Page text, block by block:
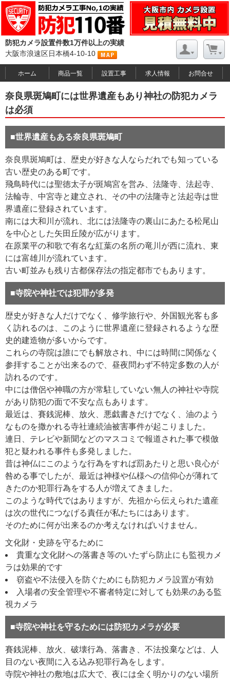
防犯カメラ設置件数1万件以上の実績
大阪市浪速区日本橋4-10-10
ホーム 商品一覧 設置工事 求人情報 お問合せ
奈良県斑鳩町には世界遺産もあり神社の防犯カメラ
は必須
■世界遺産もある奈良県斑鳩町
奈良県斑鳩町は、歴史が好きな人ならだれでも知っている
古い歴史のある町です。
飛鳥時代には聖徳太子が斑鳩宮を営み、法隆寺、法起寺、
法輪寺、中宮寺と建立され、その中の法隆寺と法起寺は世
界遺産に登録されています。
南には大和川が流れ、北には法隆寺の裏山にあたる松尾山
を中心とした矢田丘陵が広がります。
在原業平の和歌で有名な紅葉の名所の竜川が西に流れ、東
には富雄川が流れています。
古い町並みも残り古都保存法の指定都市でもあります。
■寺院や神社では犯罪が多発
歴史が好きな人だけでなく、修学旅行や、外国観光客も多
く訪れるのは、このように世界遺産に登録されるような歴
史的建造物が多いからです。
これらの寺院は誰にでも解放され、中には時間に関係なく
参拝することが出来るので、昼夜問わず不特定多数の人が
訪れるのです。
中には僧侶や神職の方が常駐していない無人の神社や寺院
があり防犯の面で不安な点もあります。
最近は、賽銭泥棒、放火、悪戯書きだけでなく、油のよう
なものを撒かれる寺社連続油被害事件が起こりました。
連日、テレビや新聞などのマスコミで報道された事で模倣
犯と疑われる事件も多発しました。
昔は神仏にこのような行為をすれば罰あたりと思い良心が
咎める事でしたが、最近は神様や仏様への信仰心が薄れて
きたのか犯罪行為をする人が増えてきました。
このような時代ではありますが、先祖から伝えられた遺産
は次の世代につなげる責任が私たちにはあります。
そのために何が出来るのか考えなければいけません。
文化財・史跡を守るために
貴重な文化財への落書き等のいたずら防止にも監視カメ
ラは効果的です
窃盗や不法侵入を防ぐためにも防犯カメラ設置が有効
入場者の安全管理や不審者特定に対しても効果のある監
視カメラ
■寺院や神社を守るためには防犯カメラが必要
賽銭泥棒、放火、破壊行為、落書き、不法投棄などは、人
目のない夜間に入る込み犯罪行為をします。
寺院や神社の敷地は広大で、夜には全く明かりのない場所